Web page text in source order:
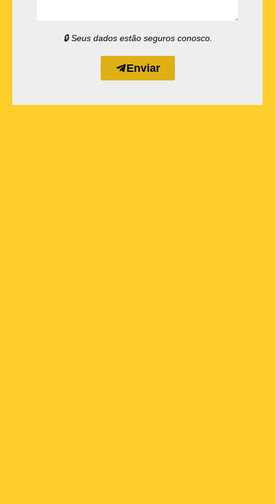
🔒 Seus dados estão seguros conosco.
Enviar